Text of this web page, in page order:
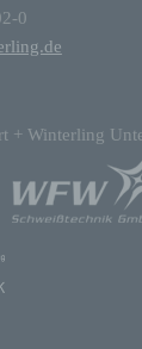
0
+ Winterling
Daten
die sich auf
die
mittels
einem
zu
physischen,